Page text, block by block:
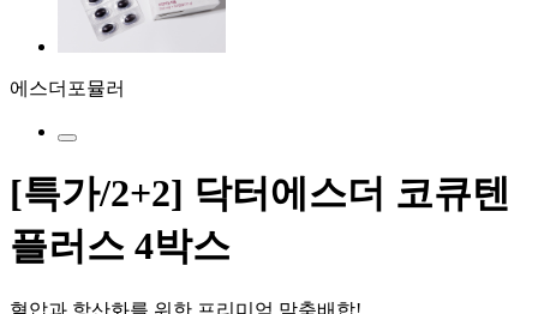
에스더포뮬러
[특가/2+2] 닥터에스더 코큐텐
플러스 4박스